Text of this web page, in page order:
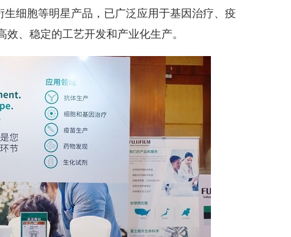
细胞等明星产品，已广泛应用于基因治疗、疫
、稳定的工艺开发和产业化生产。